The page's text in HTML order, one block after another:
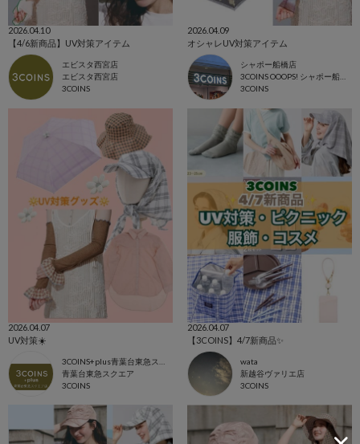
2026.04.10
【4/6新商品】UV対策アイテム
エビスタ西宮店
エビスタ西宮店
3COINS
2026.04.09
オシャレUV対策アイテム
シャポー船橋店
3COINS
2026.04.07
UV対策☀️
青葉台東急スクエア
3COINS
2026.04.07
【3COINS】4/7新商品✨
wata
新越谷ヴァリエ店
3COINS